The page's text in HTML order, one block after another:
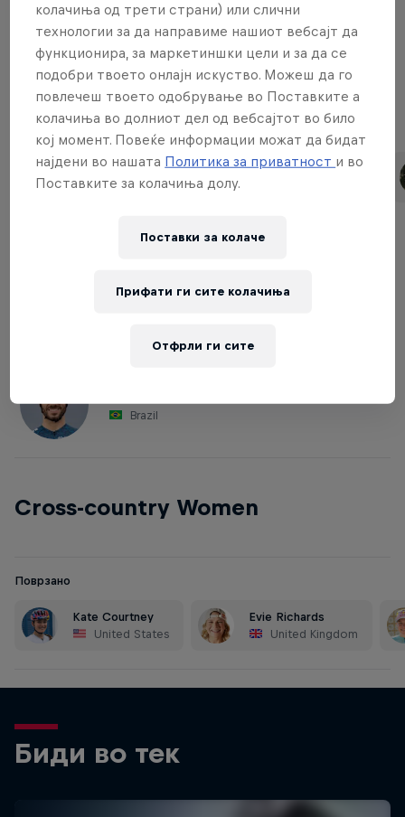
Downhill Women
Поврзано
Rachel Atherton
United Kingdom
Tahnée Seagrave
Brazil
Cross-country Women
Поврзано
Kate Courtney
United States
Evie Richards
United Kingdom
Биди во тек
колачиња од трети страни) или слични
технологии за да направиме нашиот вебсајт да
функционира, за маркетиншки цели и за да се
подобри твоето онлајн искуство. Можеш да го
повлечеш твоето одобрување во Поставките а
колачиња во долниот дел од вебсајтот во било
кој момент. Повеќе информации можат да бидат
најдени во нашата Политика за приватност и во
Поставките за колачиња долу.
Поставки за колачe
Отфрли ги сите
Прифати ги сите колачиња